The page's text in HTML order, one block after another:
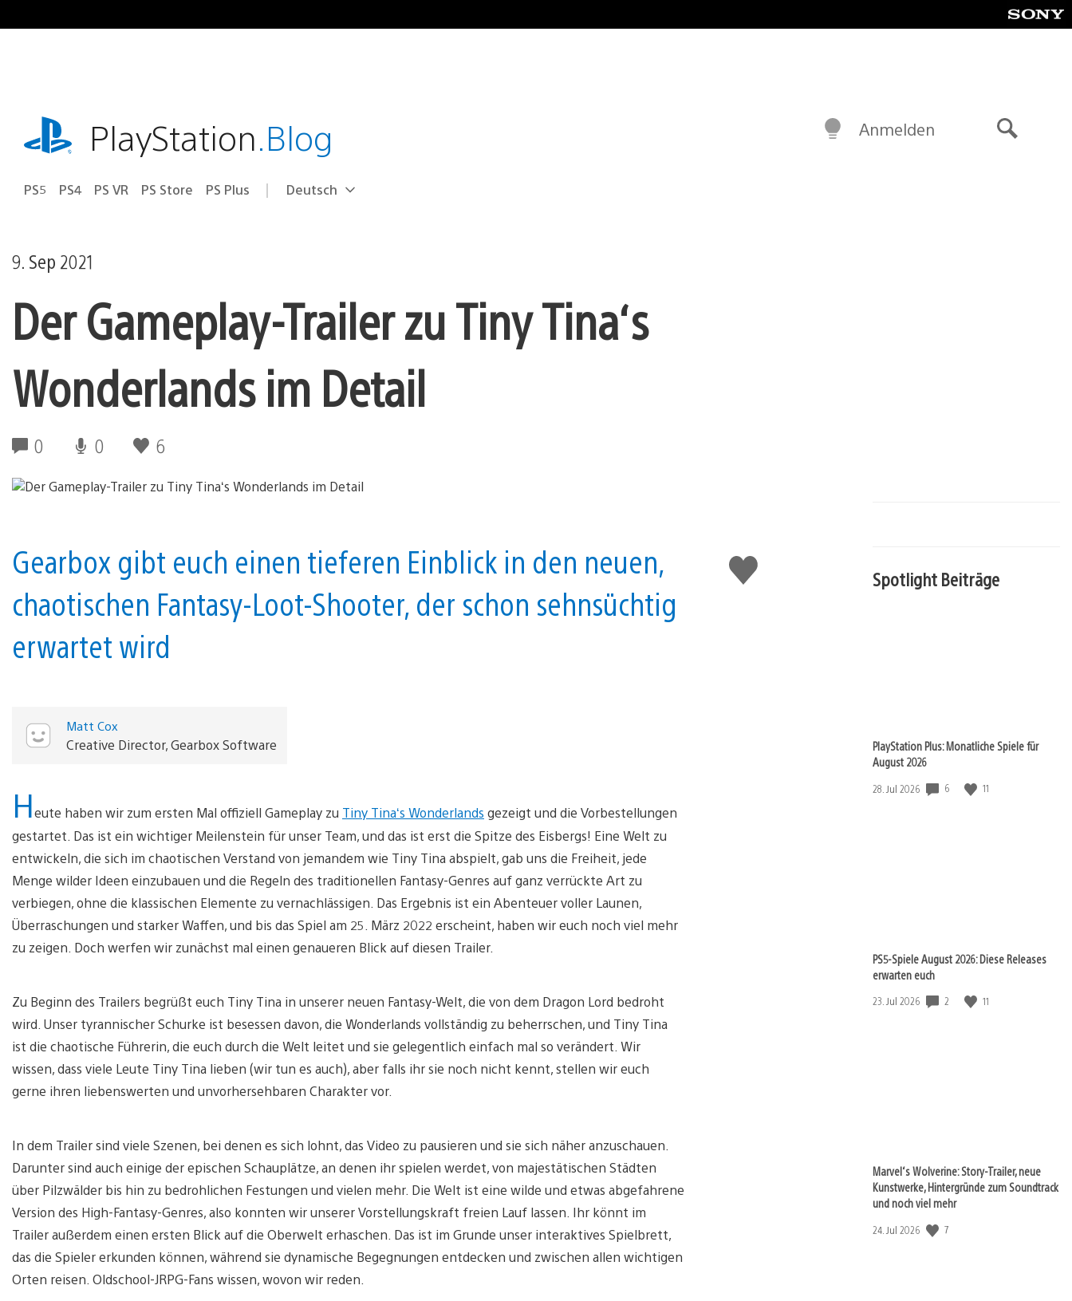
Inhalt
playstation.comPlayStation.Blog
PS5 PS4 PS VR PS Store PS Plus Select
Aktuelle
Deutsch
Anmelden
9. Sep 2021
Der Gameplay-Trailer zu Tiny Tina‘s
Wonderlands im Detail
0 0 6
Gefällt
mir
Gearbox gibt euch einen tieferen Einblick in den neuen,
chaotischen Fantasy-Loot-Shooter, der schon sehnsüchtig
erwartet wird
Matt Cox
Creative Director, Gearbox Software
Heute haben wir zum ersten Mal offiziell Gameplay zu Tiny Tina‘s Wonderlands gezeigt und die Vorbestellungen
gestartet. Das ist ein wichtiger Meilenstein für unser Team, und das ist erst die Spitze des Eisbergs! Eine Welt zu
entwickeln, die sich im chaotischen Verstand von jemandem wie Tiny Tina abspielt, gab uns die Freiheit, jede
Menge wilder Ideen einzubauen und die Regeln des traditionellen Fantasy-Genres auf ganz verrückte Art zu
verbiegen, ohne die klassischen Elemente zu vernachlässigen. Das Ergebnis ist ein Abenteuer voller Launen,
Überraschungen und starker Waffen, und bis das Spiel am 25. März 2022 erscheint, haben wir euch noch viel mehr
zu zeigen. Doch werfen wir zunächst mal einen genaueren Blick auf diesen Trailer.
Zu Beginn des Trailers begrüßt euch Tiny Tina in unserer neuen Fantasy-Welt, die von dem Dragon Lord bedroht
wird. Unser tyrannischer Schurke ist besessen davon, die Wonderlands vollständig zu beherrschen, und Tiny Tina
ist die chaotische Führerin, die euch durch die Welt leitet und sie gelegentlich einfach mal so verändert. Wir
wissen, dass viele Leute Tiny Tina lieben (wir tun es auch), aber falls ihr sie noch nicht kennt, stellen wir euch
gerne ihren liebenswerten und unvorhersehbaren Charakter vor.
In dem Trailer sind viele Szenen, bei denen es sich lohnt, das Video zu pausieren und sie sich näher anzuschauen.
Darunter sind auch einige der epischen Schauplätze, an denen ihr spielen werdet, von majestätischen Städten
über Pilzwälder bis hin zu bedrohlichen Festungen und vielen mehr. Die Welt ist eine wilde und etwas abgefahrene
Version des High-Fantasy-Genres, also konnten wir unserer Vorstellungskraft freien Lauf lassen. Ihr könnt im
Trailer außerdem einen ersten Blick auf die Oberwelt erhaschen. Das ist im Grunde unser interaktives Spielbrett,
das die Spieler erkunden können, während sie dynamische Begegnungen entdecken und zwischen allen wichtigen
Orten reisen. Oldschool-JRPG-Fans wissen, wovon wir reden.
Spotlight Beiträge
PlayStation Plus: Monatliche Spiele für
August 2026
Veröffentlichungsdatum:
28. Jul 2026 6 11
PS5-Spiele August 2026: Diese Releases
erwarten euch
Veröffentlichungsdatum:
23. Jul 2026 2 11
Marvel‘s Wolverine: Story-Trailer, neue
Kunstwerke, Hintergründe zum Soundtrack
und noch viel mehr
Veröffentlichungsdatum:
24. Jul 2026 7